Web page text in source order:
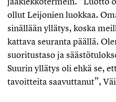
ollut Leijonien luokkaa.
sinällään yllätys, koska
kattava seuranta päällä.
suoritustaso ja
Suurin yllätys oli ehkä se,
tavoitteita saavuttanut”,